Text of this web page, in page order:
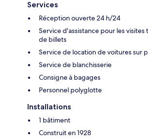
Services
Réception ouverte 24 h/24
Service d'assistance pour les
de billets
Service de location de voitures sur
Service de blanchisserie
Consigne à bagages
Personnel polyglotte
Installations
1 bâtiment
Construit en 1928